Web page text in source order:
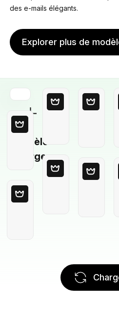
des e-mails élégants.
Explorer plus de
Modèle
Vierge